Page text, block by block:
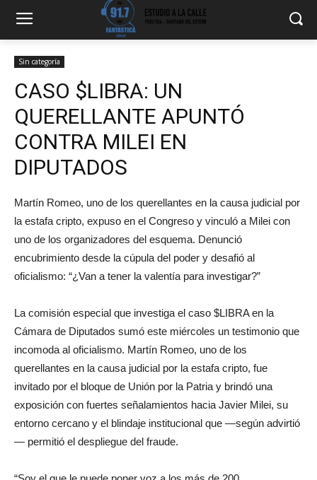
Sin categoría
CASO $LIBRA: UN
QUERELLANTE APUNTÓ
CONTRA MILEI EN
DIPUTADOS
Martín Romeo, uno de los querellantes en la causa judicial por
la estafa cripto, expuso en el Congreso y vinculó a Milei con
uno de los organizadores del esquema. Denunció
encubrimiento desde la cúpula del poder y desafió al
oficialismo: “¿Van a tener la valentía para investigar?”
La comisión especial que investiga el caso $LIBRA en la
Cámara de Diputados sumó este miércoles un testimonio que
incomoda al oficialismo. Martín Romeo, uno de los
querellantes en la causa judicial por la estafa cripto, fue
invitado por el bloque de Unión por la Patria y brindó una
exposición con fuertes señalamientos hacia Javier Milei, su
entorno cercano y el blindaje institucional que —según advirtió
— permitió el despliegue del fraude.